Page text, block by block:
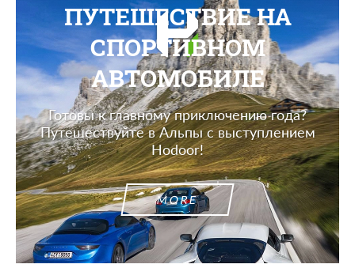
ПУТЕШЕСТВИЕ НА
СПОРТИВНОМ
АВТОМОБИЛЕ
Готовы к главному приключению года?
Путешествуйте в Альпы с выступлением
Hodoor!
MORE